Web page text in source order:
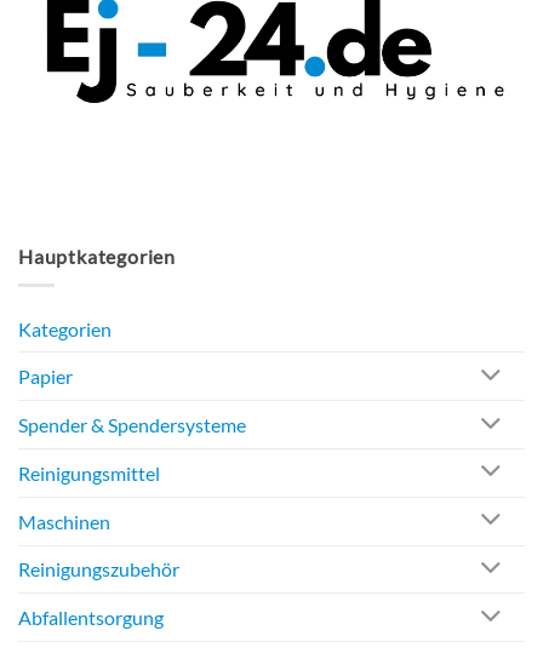
Hauptkategorien
Kategorien
Papier
Spender & Spendersysteme
Reinigungsmittel
Maschinen
Reinigungszubehör
Abfallentsorgung